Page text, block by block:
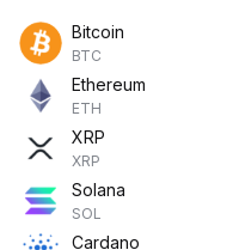
Bitcoin
BTC
Ethereum
ETH
XRP
XRP
Solana
SOL
Cardano